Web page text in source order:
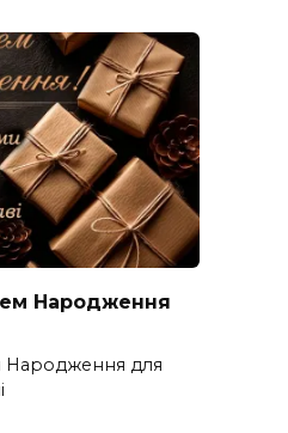
Народження
Народження для